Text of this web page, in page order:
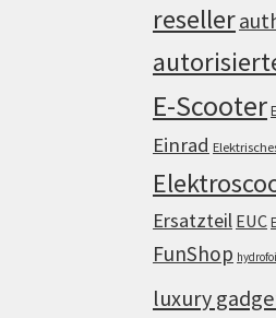
reseller
E-Scooter
Einrad
Ersatzteil EUC
FunShop
luxury